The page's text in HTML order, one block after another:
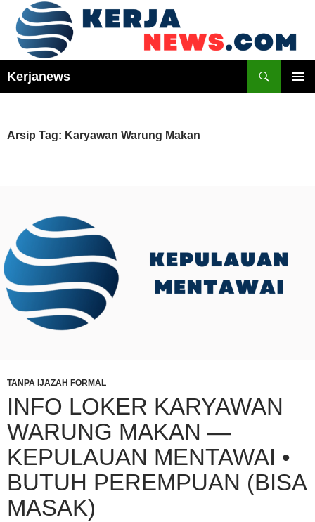
Langsung
Kerjanews
Arsip Tag: Karyawan Warung Makan
TANPA IJAZAH FORMAL
INFO LOKER KARYAWAN
WARUNG MAKAN —
KEPULAUAN MENTAWAI •
BUTUH PEREMPUAN (BISA
MASAK)